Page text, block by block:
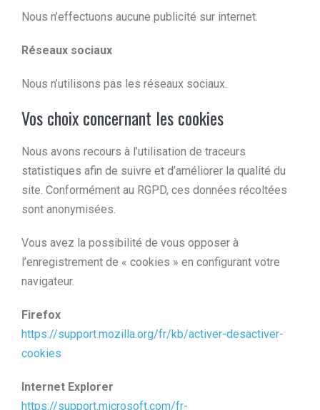
Nous n’effectuons aucune publicité sur internet.
Réseaux sociaux
Nous n’utilisons pas les réseaux sociaux.
Vos choix concernant les cookies
Nous avons recours à l’utilisation de traceurs
statistiques afin de suivre et d’améliorer la qualité du
site. Conformément au RGPD, ces données récoltées
sont anonymisées.
Vous avez la possibilité de vous opposer à
l’enregistrement de « cookies » en configurant votre
navigateur.
Firefox
https://support.mozilla.org/fr/kb/activer-desactiver-
cookies
Internet Explorer
https://support.microsoft.com/fr-